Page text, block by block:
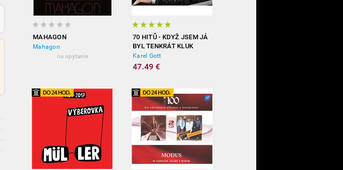
MAHAGON
Mahagon
na opýtanie
70 HITŮ - KDYŽ JSEM JÁ
BYL TENKRÁT KLUK
(3CD)
Karel Gott
47.49 €